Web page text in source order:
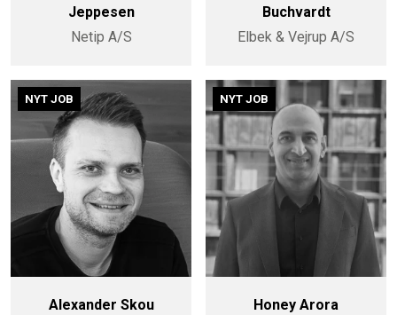
Jeppesen
Netip A/S
Buchvardt
Elbek & Vejrup A/S
NYT JOB
Alexander Skou
NYT JOB
Honey Arora